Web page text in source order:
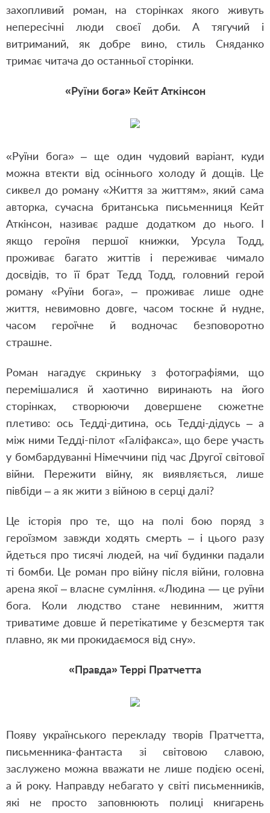
захопливий роман, на сторінках якого живуть
непересічні люди своєї доби. А тягучий і
витриманий, як добре вино, стиль Сняданко
тримає читача до останньої сторінки.
«Руїни бога» Кейт Аткінсон
«Руїни бога» – ще один чудовий варіант, куди
можна втекти від осіннього холоду й дощів. Це
сиквел до роману «Життя за життям», який сама
авторка, сучасна британська письменниця Кейт
Аткінсон, називає радше додатком до нього. І
якщо героїня першої книжки, Урсула Тодд,
проживає багато життів і переживає чимало
досвідів, то її брат Тедд Тодд, головний герой
роману «Руїни бога», – проживає лише одне
життя, невимовно довге, часом тоскне й нудне,
часом героїчне й водночас безповоротно
страшне.
Роман нагадує скриньку з фотографіями, що
перемішалися й хаотично виринають на його
сторінках, створюючи довершене сюжетне
плетиво: ось Тедді-дитина, ось Тедді-дідусь – а
між ними Тедді-пілот «Галіфакса», що бере участь
у бомбардуванні Німеччини під час Другої світової
війни. Пережити війну, як виявляється, лише
півбіди – а як жити з війною в серці далі?
Це історія про те, що на полі бою поряд з
героїзмом завжди ходять смерть – і цього разу
йдеться про тисячі людей, на чиї будинки падали
ті бомби. Це роман про війну після війни, головна
арена якої – власне сумління. «Людина — це руїни
бога. Коли людство стане невинним, життя
триватиме довше й перетікатиме у безсмертя так
плавно, як ми прокидаємося від сну».
«Правда» Террі Пратчетта
Появу українського перекладу творів Пратчетта,
письменника-фантаста зі світовою славою,
заслужено можна вважати не лише подією осені,
а й року. Направду небагато у світі письменників,
які не просто заповнюють полиці книгарень